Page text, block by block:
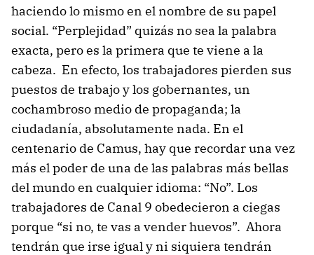
haciendo lo mismo en el nombre de su papel
social. “Perplejidad” quizás no sea la palabra
exacta, pero es la primera que te viene a la
cabeza. En efecto, los trabajadores pierden sus
puestos de trabajo y los gobernantes, un
cochambroso medio de propaganda; la
ciudadanía, absolutamente nada. En el
centenario de Camus, hay que recordar una vez
más el poder de una de las palabras más bellas
del mundo en cualquier idioma: “No”. Los
trabajadores de Canal 9 obedecieron a ciegas
porque “si no, te vas a vender huevos”. Ahora
tendrán que irse igual y ni siquiera tendrán